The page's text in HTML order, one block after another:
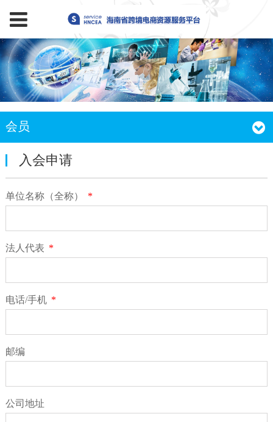
会员
入会申请
单位名称（全称） *
法人代表 *
电话/手机 *
邮编
公司地址